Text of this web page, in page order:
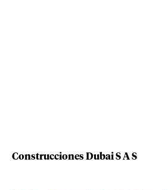
Construcciones Dubai S A S